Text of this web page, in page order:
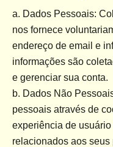
a. Dados Pessoais:
nos fornece
endereço de email e
informações são
e gerenciar sua conta.
b. Dados Não
pessoais através de
experiência de
relacionados aos